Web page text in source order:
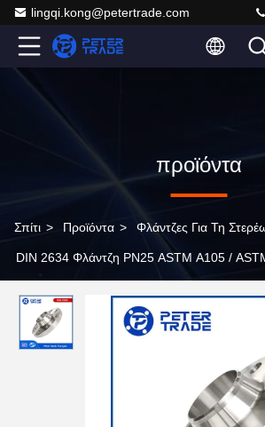
lingqi.kong@petertrade.com
προϊόντα
Σπίτι > Προϊόντα > Φλάντζες Για Τη
DIN 2634 Φλάντζη PN25 ASTM A105 /